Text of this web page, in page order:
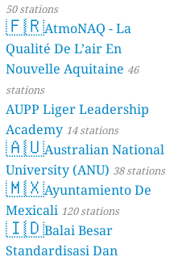
50 stations
🇫🇷AtmoNAQ - La
Qualité De L’air En
Nouvelle Aquitaine 46
stations
AUPP Liger Leadership
Academy 14 stations
🇦🇺Australian National
University (ANU) 38 stations
🇲🇽Ayuntamiento De
Mexicali 120 stations
🇮🇩Balai Besar
Standardisasi Dan